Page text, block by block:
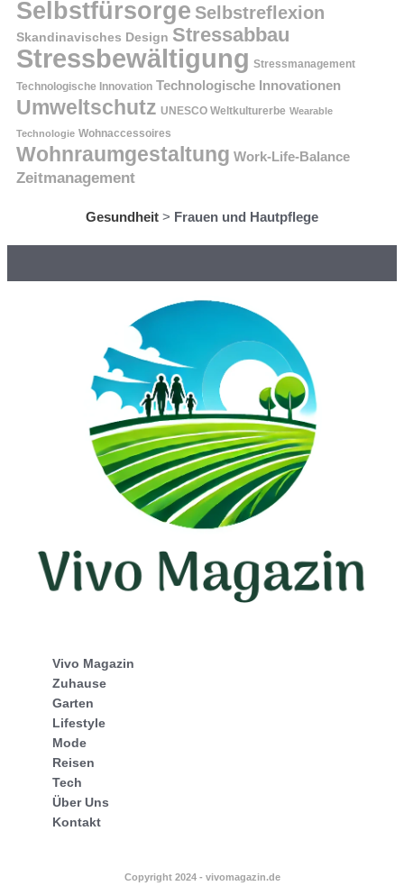
Selbstfürsorge Selbstreflexion
Skandinavisches Design Stressabbau
Stressbewältigung Stressmanagement
Technologische Innovation Technologische Innovationen
Umweltschutz UNESCO Weltkulturerbe Wearable
Technologie Wohnaccessoires
Wohnraumgestaltung Work-Life-Balance
Zeitmanagement
Gesundheit > Frauen und Hautpflege
Vivo Magazin
Zuhause
Garten
Lifestyle
Mode
Reisen
Tech
Über Uns
Kontakt
Copyright 2024 - vivomagazin.de